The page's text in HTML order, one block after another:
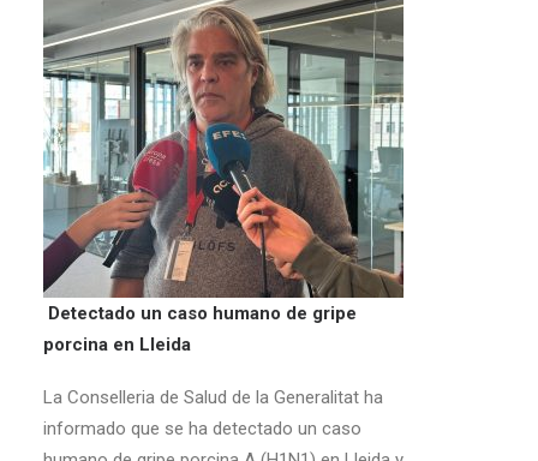
Detectado un caso humano de gripe
porcina en Lleida
La Conselleria de Salud de la Generalitat ha
informado que se ha detectado un caso